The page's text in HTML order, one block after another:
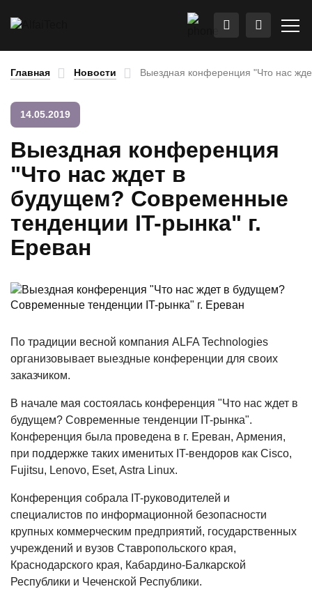
Главная Новости Выездная конференция "Что нас
14.05.2019
Выездная конференция
"Что нас ждет в
будущем? Современные
тенденции IT-рынка" г.
Ереван
По традиции весной компания ALFA Technologies
организовывает выездные конференции для своих
заказчиком.
В начале мая состоялась конференция "Что нас ждет в
будущем? Современные тенденции IT-рынка".
Конференция была проведена в г. Ереван, Армения,
при поддержке таких именитых IT-вендоров как Cisco,
Fujitsu, Lenovo, Eset, Astra Linux.
Конференция собрала IT-руководителей и
специалистов по информационной безопасности
крупных коммерческим предприятий, государственных
учреждений и вузов Ставропольского края,
Краснодарского края, Кабардино-Балкарской
Республики и Чеченской Республики.